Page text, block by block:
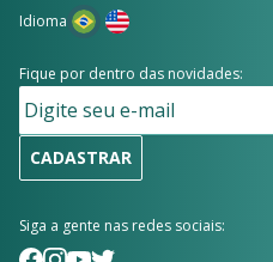
Idioma
Fique por dentro das novidades:
CADASTRAR
Siga a gente nas redes sociais: